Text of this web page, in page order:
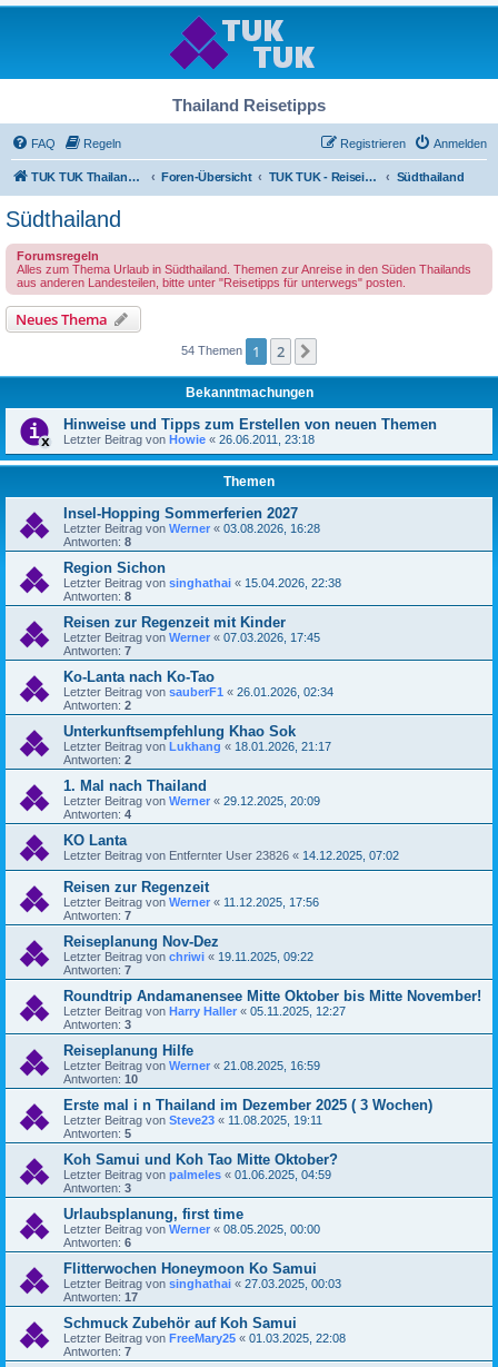
Thailand Reisetipps
FAQ Regeln Anmelden
Registrieren
TUK TUK Thailand Reisetipps Foren-Übersicht TUK TUK - Reiseinfos - Thailand Regional Südthailand
Südthailand
Forumsregeln
Alles zum Thema Urlaub in Südthailand. Themen zur Anreise in den Süden Thailands
aus anderen Landesteilen, bitte unter "Reisetipps für unterwegs" posten.
Neues Thema
54 Themen 1 2
Bekanntmachungen
Hinweise und Tipps zum Erstellen von neuen Themen
Letzter Beitrag von Howie « 26.06.2011, 23:18
Themen
Insel-Hopping Sommerferien 2027
Letzter Beitrag von Werner « 03.08.2026, 16:28
Antworten: 8
Region Sichon
Letzter Beitrag von singhathai « 15.04.2026, 22:38
Antworten: 8
Reisen zur Regenzeit mit Kinder
Letzter Beitrag von Werner « 07.03.2026, 17:45
Antworten: 7
Ko-Lanta nach Ko-Tao
Letzter Beitrag von sauberF1 « 26.01.2026, 02:34
Antworten: 2
Unterkunftsempfehlung Khao Sok
Letzter Beitrag von Lukhang « 18.01.2026, 21:17
Antworten: 2
1. Mal nach Thailand
Letzter Beitrag von Werner « 29.12.2025, 20:09
Antworten: 4
KO Lanta
Letzter Beitrag von Entfernter User 23826 « 14.12.2025, 07:02
Reisen zur Regenzeit
Letzter Beitrag von Werner « 11.12.2025, 17:56
Antworten: 7
Reiseplanung Nov-Dez
Letzter Beitrag von chriwi « 19.11.2025, 09:22
Antworten: 7
Roundtrip Andamanensee Mitte Oktober bis Mitte November!
Letzter Beitrag von Harry Haller « 05.11.2025, 12:27
Antworten: 3
Reiseplanung Hilfe
Letzter Beitrag von Werner « 21.08.2025, 16:59
Antworten: 10
Erste mal i n Thailand im Dezember 2025 ( 3 Wochen)
Letzter Beitrag von Steve23 « 11.08.2025, 19:11
Antworten: 5
Koh Samui und Koh Tao Mitte Oktober?
Letzter Beitrag von palmeles « 01.06.2025, 04:59
Antworten: 3
Urlaubsplanung, first time
Letzter Beitrag von Werner « 08.05.2025, 00:00
Antworten: 6
Flitterwochen Honeymoon Ko Samui
Letzter Beitrag von singhathai « 27.03.2025, 00:03
Antworten: 17
Schmuck Zubehör auf Koh Samui
Letzter Beitrag von FreeMary25 « 01.03.2025, 22:08
Antworten: 7